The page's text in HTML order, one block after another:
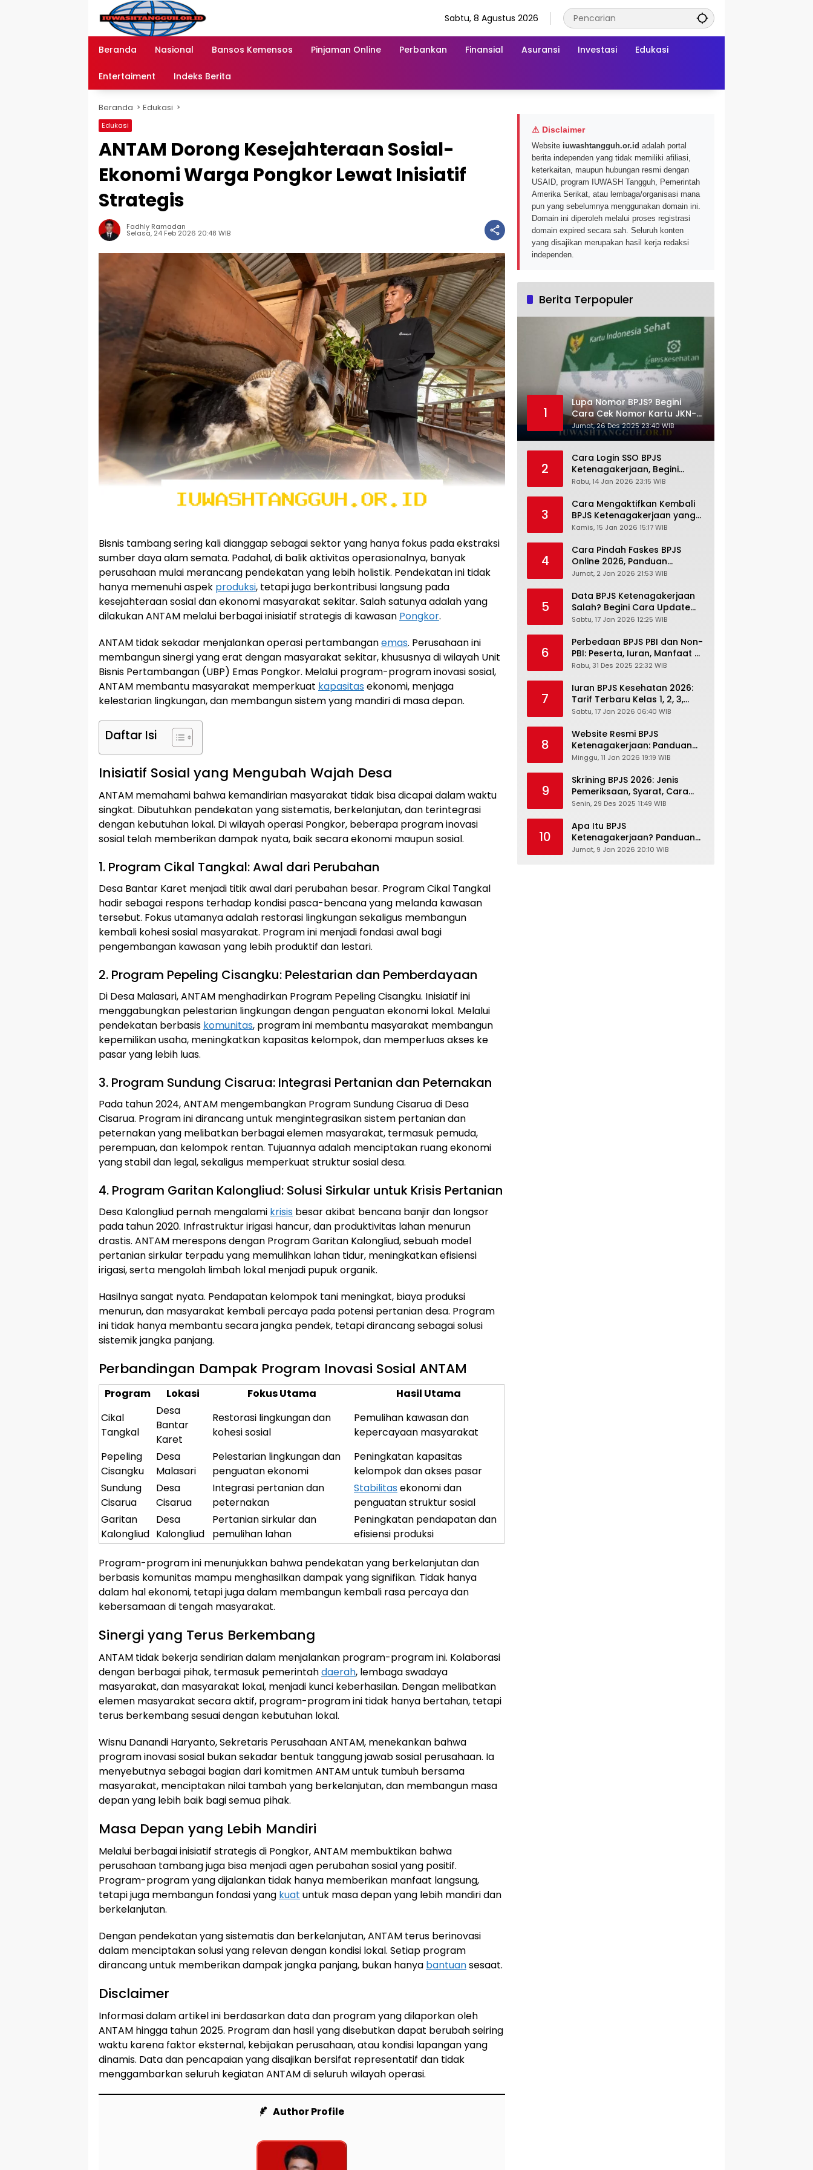
Sabtu, 8 Agustus 2026
Beranda Nasional Bansos Kemensos Pinjaman Online Perbankan Finansial Asuransi Investasi Edukasi
Entertaiment Indeks Berita
Beranda Edukasi
Edukasi
ANTAM Dorong Kesejahteraan Sosial-
Ekonomi Warga Pongkor Lewat Inisiatif
Strategis
Fadhly Ramadan
Selasa, 24 Feb 2026 20:48 WIB
Bisnis tambang sering kali dianggap sebagai sektor yang hanya fokus pada ekstraksi
sumber daya alam semata. Padahal, di balik aktivitas operasionalnya, banyak
perusahaan mulai merancang pendekatan yang lebih holistik. Pendekatan ini tidak
hanya memenuhi aspek produksi, tetapi juga berkontribusi langsung pada
kesejahteraan sosial dan ekonomi masyarakat sekitar. Salah satunya adalah yang
dilakukan ANTAM melalui berbagai inisiatif strategis di kawasan Pongkor.
ANTAM tidak sekadar menjalankan operasi pertambanganemas. Perusahaan ini
membangun sinergi yang erat dengan masyarakat sekitar, khususnya di wilayah Unit
Bisnis Pertambangan (UBP) Emas Pongkor. Melalui program-program inovasi sosial,
ANTAM membantu masyarakat memperkuat kapasitas ekonomi, menjaga
kelestarian lingkungan, dan membangun sistem yang mandiri di masa depan.
Daftar Isi
Inisiatif Sosial yang Mengubah Wajah Desa
ANTAM memahami bahwa kemandirian masyarakat tidak bisa dicapai dalam waktu
singkat. Dibutuhkan pendekatan yang sistematis, berkelanjutan, dan terintegrasi
dengan kebutuhan lokal. Di wilayah operasi Pongkor, beberapa program inovasi
sosial telah memberikan dampak nyata, baik secara ekonomi maupun sosial.
1. Program Cikal Tangkal: Awal dari Perubahan
Desa Bantar Karet menjadi titik awal dari perubahan besar. Program Cikal Tangkal
hadir sebagai respons terhadap kondisi pasca-bencana yang melanda kawasan
tersebut. Fokus utamanya adalah restorasi lingkungan sekaligus membangun
kembali kohesi sosial masyarakat. Program ini menjadi fondasi awal bagi
pengembangan kawasan yang lebih produktif dan lestari.
2. Program Pepeling Cisangku: Pelestarian dan Pemberdayaan
Di Desa Malasari, ANTAM menghadirkan Program Pepeling Cisangku. Inisiatif ini
menggabungkan pelestarian lingkungan dengan penguatan ekonomi lokal. Melalui
pendekatan berbasis komunitas, program ini membantu masyarakat membangun
kepemilikan usaha, meningkatkan kapasitas kelompok, dan memperluas akses ke
pasar yang lebih luas.
3. Program Sundung Cisarua: Integrasi Pertanian dan Peternakan
Pada tahun 2024, ANTAM mengembangkan Program Sundung Cisarua di Desa
Cisarua. Program ini dirancang untuk mengintegrasikan sistem pertanian dan
peternakan yang melibatkan berbagai elemen masyarakat, termasuk pemuda,
perempuan, dan kelompok rentan. Tujuannya adalah menciptakan ruang ekonomi
yang stabil dan legal, sekaligus memperkuat struktur sosial desa.
4. Program Garitan Kalongliud: Solusi Sirkular untuk Krisis Pertanian
Desa Kalongliud pernah mengalami krisis besar akibat bencana banjir dan longsor
pada tahun 2020. Infrastruktur irigasi hancur, dan produktivitas lahan menurun
drastis. ANTAM merespons dengan Program Garitan Kalongliud, sebuah model
pertanian sirkular terpadu yang memulihkan lahan tidur, meningkatkan efisiensi
irigasi, serta mengolah limbah lokal menjadi pupuk organik.
Hasilnya sangat nyata. Pendapatan kelompok tani meningkat, biaya produksi
menurun, dan masyarakat kembali percaya pada potensi pertanian desa. Program
ini tidak hanya membantu secara jangka pendek, tetapi dirancang sebagai solusi
sistemik jangka panjang.
Perbandingan Dampak Program Inovasi Sosial ANTAM
Program Lokasi Fokus Utama
Hasil Utama
Cikal
Tangkal
Desa
Bantar
Karet
Restorasi lingkungan dan
kohesi sosial
Pemulihan kawasan dan
kepercayaan masyarakat
Pepeling
Cisangku
Desa
Malasari
Pelestarian lingkungan dan
penguatan ekonomi
Peningkatan kapasitas
kelompok dan akses pasar
Sundung
Cisarua
Desa
Cisarua
Integrasi pertanian dan
peternakan
Stabilitas ekonomi dan
penguatan struktur sosial
Garitan
Kalongliud
Desa
Kalongliud
Pertanian sirkular dan
pemulihan lahan
Peningkatan pendapatan dan
efisiensi produksi
Program-program ini menunjukkan bahwa pendekatan yang berkelanjutan dan
berbasis komunitas mampu menghasilkan dampak yang signifikan. Tidak hanya
dalam hal ekonomi, tetapi juga dalam membangun kembali rasa percaya dan
kebersamaan di tengah masyarakat.
Sinergi yang Terus Berkembang
ANTAM tidak bekerja sendirian dalam menjalankan program-program ini. Kolaborasi
dengan berbagai pihak, termasuk pemerintahdaerah, lembaga swadaya
masyarakat, dan masyarakat lokal, menjadi kunci keberhasilan. Dengan melibatkan
elemen masyarakat secara aktif, program-program ini tidak hanya bertahan, tetapi
terus berkembang sesuai dengan kebutuhan lokal.
Wisnu Danandi Haryanto, Sekretaris Perusahaan ANTAM, menekankan bahwa
program inovasi sosial bukan sekadar bentuk tanggung jawab sosial perusahaan. Ia
menyebutnya sebagai bagian dari komitmen ANTAM untuk tumbuh bersama
masyarakat, menciptakan nilai tambah yang berkelanjutan, dan membangun masa
depan yang lebih baik bagi semua pihak.
Masa Depan yang Lebih Mandiri
Melalui berbagai inisiatif strategis di Pongkor, ANTAM membuktikan bahwa
perusahaan tambang juga bisa menjadi agen perubahan sosial yang positif.
Program-program yang dijalankan tidak hanya memberikan manfaat langsung,
tetapi juga membangun fondasi yang kuat untuk masa depan yang lebih mandiri dan
berkelanjutan.
Dengan pendekatan yang sistematis dan berkelanjutan, ANTAM terus berinovasi
dalam menciptakan solusi yang relevan dengan kondisi lokal. Setiap program
dirancang untuk memberikan dampak jangka panjang, bukan hanya bantuansesaat.
Disclaimer
Informasi dalam artikel ini berdasarkan data dan program yang dilaporkan oleh
ANTAM hingga tahun 2025. Program dan hasil yang disebutkan dapat berubah seiring
waktu karena faktor eksternal, kebijakan perusahaan, atau kondisi lapangan yang
dinamis. Data dan pencapaian yang disajikan bersifat representatif dan tidak
menggambarkan seluruh kegiatan ANTAM di seluruh wilayah operasi.
Author Profile
⚠ Disclaimer
Website iuwashtangguh.or.id adalah portal
berita independen yang tidak memiliki afiliasi,
keterkaitan, maupun hubungan resmi dengan
USAID, program IUWASH Tangguh, Pemerintah
Amerika Serikat, atau lembaga/organisasi mana
pun yang sebelumnya menggunakan domain ini.
Domain ini diperoleh melalui proses registrasi
domain expired secara sah. Seluruh konten
yang disajikan merupakan hasil kerja redaksi
independen.
Berita Terpopuler
1
Lupa Nomor BPJS? Begini
Cara Cek Nomor Kartu JKN-
KIS dengan NIK KTP
Jumat, 26 Des 2025 23:40 WIB
2
Cara Login SSO BPJS
Ketenagakerjaan, Begini
Tutorial Lengkap dan
Rabu, 14 Jan 2026 23:15 WIB
3
Cara Mengaktifkan Kembali
BPJS Ketenagakerjaan yang
Nonaktif, Begini Panduan
Kamis, 15 Jan 2026 15:17 WIB
4
Cara Pindah Faskes BPJS
Online 2026, Panduan
Lengkap via Mobile JKN,
Cabang
Jumat, 2 Jan 2026 21:53 WIB
5
Data BPJS Ketenagakerjaan
Salah? Begini Cara Update
Rekening, Alamat, HP di JMO
Sabtu, 17 Jan 2026 12:25 WIB
6
Perbedaan BPJS PBI dan Non-
PBI: Peserta, Iuran, Manfaat &
Masa Berlaku Terbaru 2026
Rabu, 31 Des 2025 22:32 WIB
7
Iuran BPJS Kesehatan 2026:
Tarif Terbaru Kelas 1, 2, 3,
Cara Bayar, Denda &
JKN-KIS
Sabtu, 17 Jan 2026 06:40 WIB
8
Website Resmi BPJS
Ketenagakerjaan: Panduan
Lengkap Akses dan Fitur
Minggu, 11 Jan 2026 19:19 WIB
9
Skrining BPJS 2026: Jenis
Pemeriksaan, Syarat, Cara
Daftar & Cek Riwayat
Senin, 29 Des 2025 11:49 WIB
10
Apa Itu BPJS
Ketenagakerjaan? Panduan
Lengkap untuk Pekerja dan
Jumat, 9 Jan 2026 20:10 WIB